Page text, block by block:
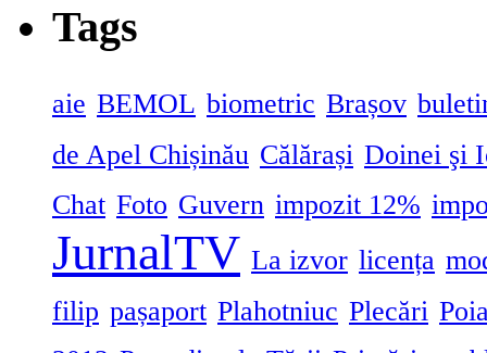
Tags
aie BEMOL biometric Brașov
de Apel Chișinău Călărași Doinei şi
Chat Foto Guvern impozit 12%
JurnalTV La izvor licența
filip pașaport Plahotniuc Plecări